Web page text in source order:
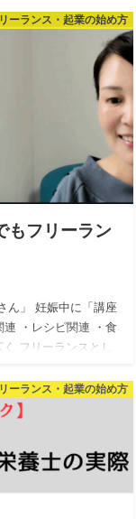
ーランス・起業の始め方
もフリーラン
ん」 妊娠中に「講座
・レシピ関連 ・食
フリーランスとし
ーランス・起業の始め方